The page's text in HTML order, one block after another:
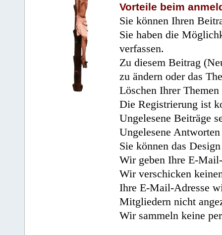
Vorteile beim
Sie können Ihren
Sie haben die
verfassen.
Zu diesem Beitrag
zu ändern oder das
Löschen Ihrer
Die Registrierung ist
Ungelesene Beiträge
Ungelesene
Sie können das
Wir geben Ihre E-
Wir verschicken
Ihre E-Mail-Adresse
Mitgliedern nicht
Wir sammeln keine